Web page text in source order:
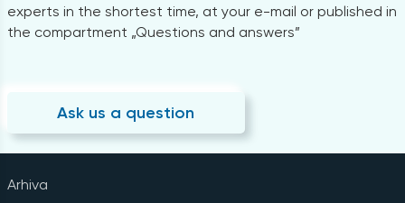
experts in the shortest time, at your e-mail or published in
the compartment „Questions and answers”
Ask us a question
Arhiva